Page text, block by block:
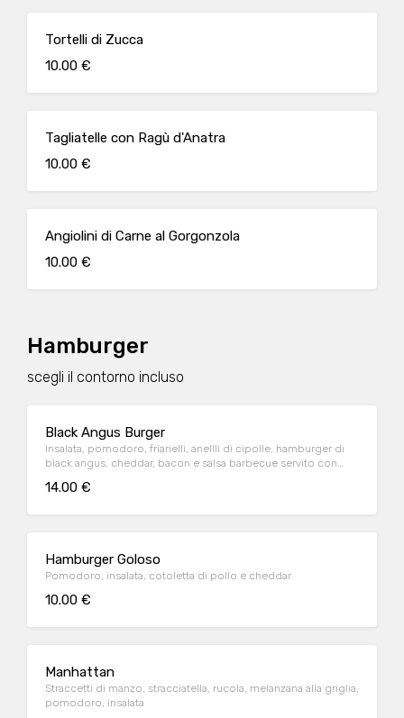
Tortelli di Zucca
10.00 €
Tagliatelle con Ragù d'Anatra
10.00 €
Angiolini di Carne al Gorgonzola
10.00 €
Hamburger
scegli il contorno incluso
Black Angus Burger
Insalata, pomodoro, friarielli, anellli di cipolle, hamburger di
black angus, cheddar, bacon e salsa barbecue servito con
14.00 €
Hamburger Goloso
Pomodoro, insalata, cotoletta di pollo e cheddar
10.00 €
Manhattan
Straccetti di manzo, stracciatella, rucola, melanzana alla griglia,
pomodoro, insalata